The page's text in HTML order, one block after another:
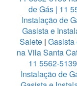
de Gás | 11
Instalação de
Gasista e
Salete | Gasista
na Vila Santa
11 5562-
Instalação de